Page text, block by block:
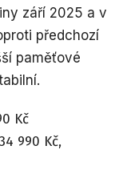
září 2025 a v
předchozí
paměťové
Kč
990 Kč,